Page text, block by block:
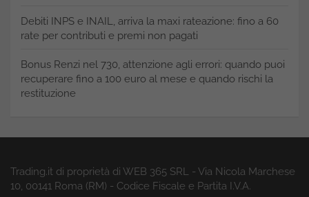
Debiti INPS e INAIL, arriva la maxi rateazione: fino a 60
rate per contributi e premi non pagati
Bonus Renzi nel 730, attenzione agli errori: quando puoi
recuperare fino a 100 euro al mese e quando rischi la
restituzione
Trading.it di proprietà di WEB 365 SRL - Via Nicola Marchese
10, 00141 Roma (RM) - Codice Fiscale e Partita I.V.A.